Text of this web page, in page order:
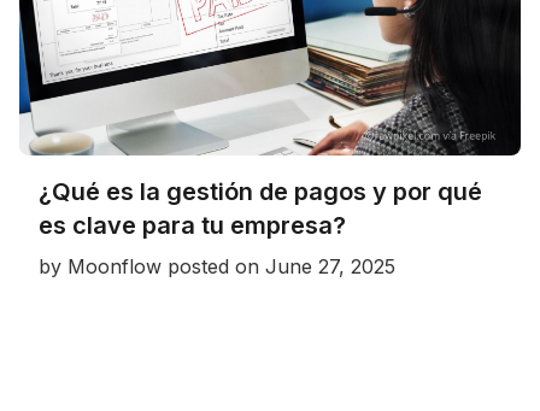
¿Qué es la gestión de pagos y por qué
es clave para tu empresa?
by Moonflow posted on June 27, 2025